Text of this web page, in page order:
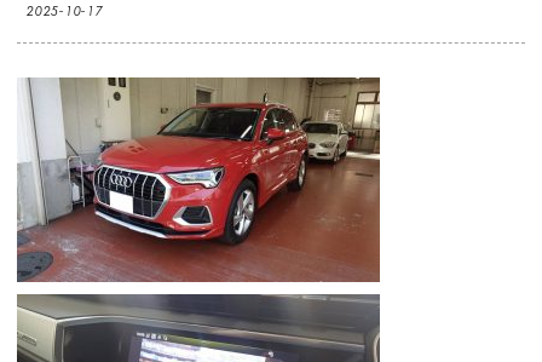
2025-10-17